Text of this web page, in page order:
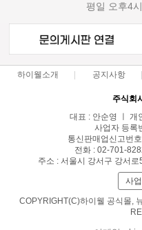
평일 오후4
하이웰소개 공지사항
주식회
대표 : 안순영 ㅣ 개
사업자 등록
통신판매업신고번
전화 : 02-701-
주소 : 서울시 강서구 강서
사
COPYRIGHT(C)하이웰 공식몰,